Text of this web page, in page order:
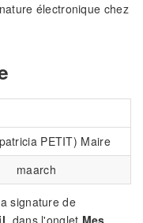
électronique chez
PETIT) Maire
maarch
signature de